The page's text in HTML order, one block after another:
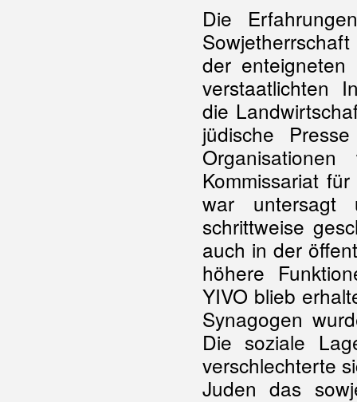
Die
der
verstaatlichten
die
jüdische
Kommissariat
war untersagt
schrittweise
auch in der
höhere
YIVO blieb
Synagogen
Die soziale
verschlechterte
Juden das